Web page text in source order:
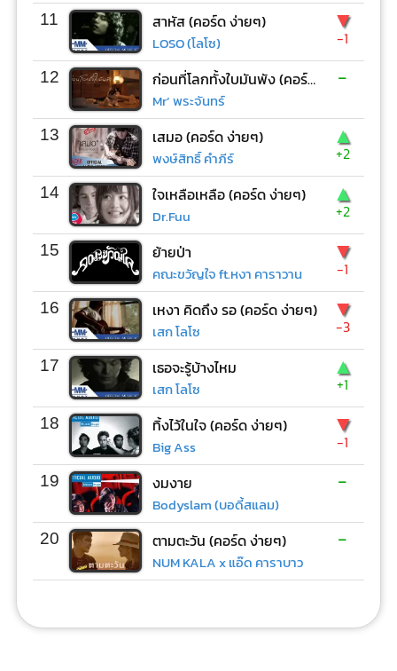
11 สาหัส (คอร์ด ง่ายๆ)
LOSO (โลโซ)
▼
-1
12 ก่อนที่โลกทั้งใบมันพัง (คอร์ด ง่ายๆ)
Mr’ พระจันทร์
-
13 เสมอ (คอร์ด ง่ายๆ)
พงษ์สิทธิ์ คำภีร์
▲
+2
14 ใจเหลือเหลือ (คอร์ด ง่ายๆ)
Dr.Fuu
▲
+2
15 ย้ายป่า
คณะขวัญใจ ft.หงา คาราวาน
▼
-1
16 เหงา คิดถึง รอ (คอร์ด ง่ายๆ)
เสก โลโซ
▼
-3
17 เธอจะรู้บ้างไหม
เสก โลโซ
▲
+1
18 ทิ้งไว้ในใจ (คอร์ด ง่ายๆ)
Big Ass
▼
-1
19 งมงาย
Bodyslam (บอดี้สแลม)
-
20 ตามตะวัน (คอร์ด ง่ายๆ)
NUM KALA x แอ๊ด คาราบาว
-